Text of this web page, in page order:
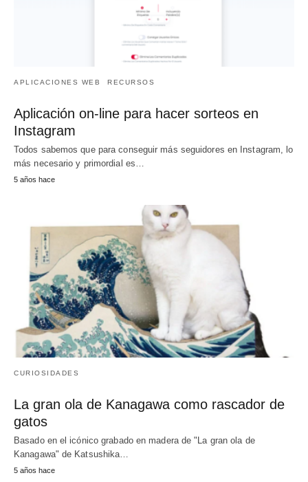
APLICACIONES WEB RECURSOS
Aplicación on-line para hacer sorteos en
Instagram
Todos sabemos que para conseguir más seguidores en Instagram, lo
más necesario y primordial es…
5 años hace
CURIOSIDADES
La gran ola de Kanagawa como rascador de
gatos
Basado en el icónico grabado en madera de "La gran ola de
Kanagawa" de Katsushika…
5 años hace